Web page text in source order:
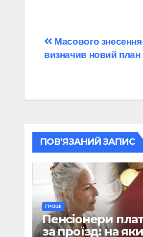
Навігація
Масового
визначив новий план
ПОВ’ЯЗАНИЙ ЗАПИС
ГРОШІ
Пенсіонери
за проїзд: на